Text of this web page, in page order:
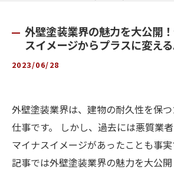
外壁塗装業界の魅力を大公開
スイメージからプラスに変える
2023/06/28
外壁塗装業界は、建物の耐久性を保
仕事です。 しかし、過去には悪質業
マイナスイメージがあったことも事
記事では外壁塗装業界の魅力を大公